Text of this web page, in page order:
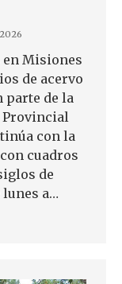
en Misiones
de acervo
parte de la
Provincial
con la
cuadros
de
a…